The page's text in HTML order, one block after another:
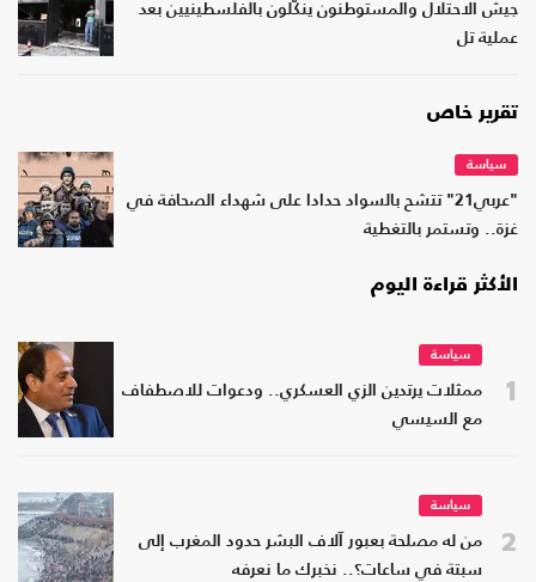
جيش الاحتلال والمستوطنون ينكّلون بالفلسطينيين بعد
عملية تل
تقرير خاص
سياسة
"عربي21" تتشح بالسواد حدادا على شهداء الصحافة في
غزة.. وتستمر بالتغطية
الأكثر قراءة اليوم
1
سياسة
ممثلات يرتدين الزي العسكري.. ودعوات للاصطفاف
مع السيسي
2
سياسة
من له مصلحة بعبور آلاف البشر حدود المغرب إلى
سبتة في ساعات؟.. نخبرك ما نعرفه